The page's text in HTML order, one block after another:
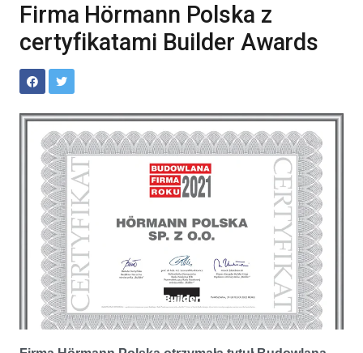
Firma Hörmann Polska z
certyfikatami Builder Awards